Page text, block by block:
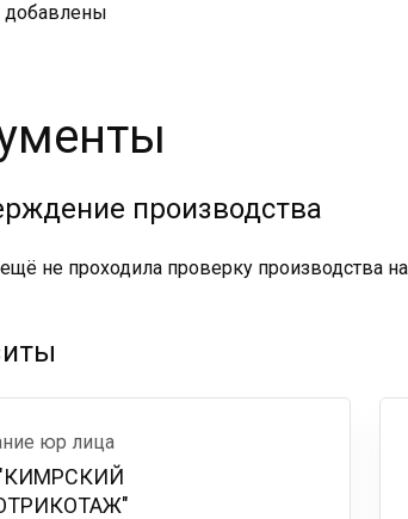
добавлены
производства
не проходила проверку производства на
юр лица